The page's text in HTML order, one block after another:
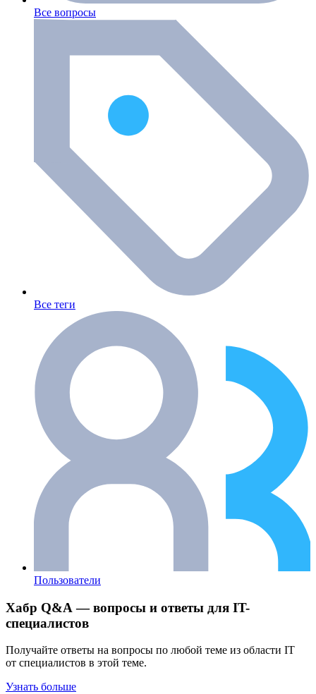
Все вопросы
Все теги
Пользователи
Хабр Q&A — вопросы и ответы для IT-
специалистов
Получайте ответы на вопросы по любой теме из области IT
от специалистов в этой теме.
Узнать больше